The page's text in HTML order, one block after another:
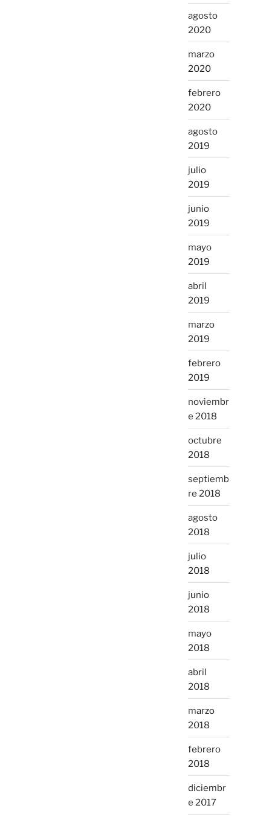
agosto
2020
marzo
2020
febrero
2020
agosto
2019
julio
2019
junio
2019
mayo
2019
abril
2019
marzo
2019
febrero
2019
noviembr
e 2018
octubre
2018
septiemb
re 2018
agosto
2018
julio
2018
junio
2018
mayo
2018
abril
2018
marzo
2018
febrero
2018
diciembr
e 2017